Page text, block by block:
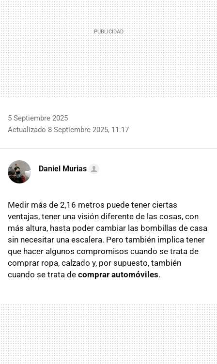
5 Septiembre 2025
Actualizado 8 Septiembre 2025, 11:17
Daniel Murias
Medir más de 2,16 metros puede tener ciertas
ventajas, tener una visión diferente de las cosas, con
más altura, hasta poder cambiar las bombillas de casa
sin necesitar una escalera. Pero también implica tener
que hacer algunos compromisos cuando se trata de
comprar ropa, calzado y, por supuesto, también
cuando se trata de comprar automóviles.